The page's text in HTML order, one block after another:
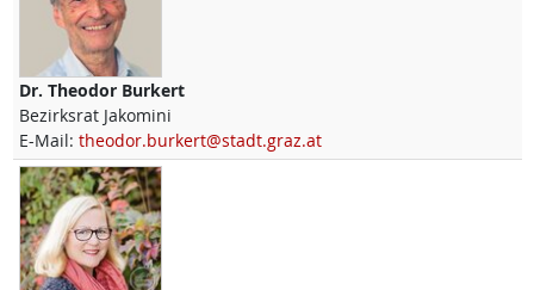
Dr. Theodor Burkert
Bezirksrat Jakomini
E-Mail: theodor.burkert@stadt.graz.at